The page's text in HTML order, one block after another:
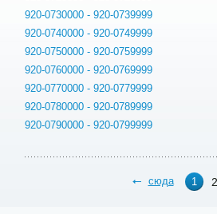
920-0730000 - 920-0739999
920-0740000 - 920-0749999
920-0750000 - 920-0759999
920-0760000 - 920-0769999
920-0770000 - 920-0779999
920-0780000 - 920-0789999
920-0790000 - 920-0799999
сюда 1 2